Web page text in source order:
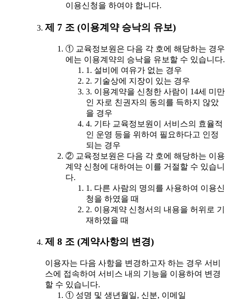
이용신청을 하여야 합니다.
제 7 조 (이용계약 승낙의 유보)
① 교육정보원은 다음 각 호에 해당하는 경우
에는 이용계약의 승낙을 유보할 수 있습니다.
1. 설비에 여유가 없는 경우
2. 기술상에 지장이 있는 경우
3. 이용계약을 신청한 사람이 14세 미만
인 자로 친권자의 동의를 득하지 않았
을 경우
4. 기타 교육정보원이 서비스의 효율적
인 운영 등을 위하여 필요하다고 인정
되는 경우
② 교육정보원은 다음 각 호에 해당하는 이용
계약 신청에 대하여는 이를 거절할 수 있습니
다.
1. 다른 사람의 명의를 사용하여 이용신
청을 하였을 때
2. 이용계약 신청서의 내용을 허위로 기
재하였을 때
제 8 조 (계약사항의 변경)
이용자는 다음 사항을 변경하고자 하는 경우 서비
스에 접속하여 서비스 내의 기능을 이용하여 변경
할 수 있습니다.
① 성명 및 생년월일, 신분, 이메일